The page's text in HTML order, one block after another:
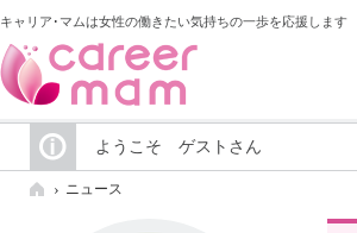
キャリア･マムは女性の働きたい気持ちの一歩を応援します
ようこそ ゲストさん
ニュース